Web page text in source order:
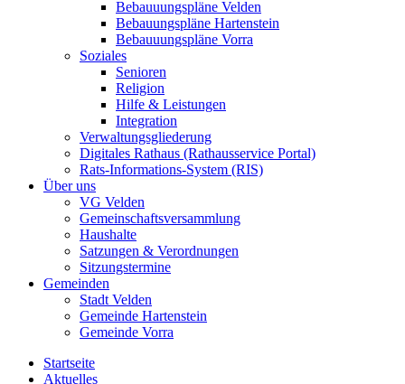
Bebauuungspläne Velden
Bebauungspläne Hartenstein
Bebauuungspläne Vorra
Soziales
Senioren
Religion
Hilfe & Leistungen
Integration
Verwaltungsgliederung
Digitales Rathaus (Rathausservice Portal)
Rats-Informations-System (RIS)
Über uns
VG Velden
Gemeinschaftsversammlung
Haushalte
Satzungen & Verordnungen
Sitzungstermine
Gemeinden
Stadt Velden
Gemeinde Hartenstein
Gemeinde Vorra
Startseite
Aktuelles